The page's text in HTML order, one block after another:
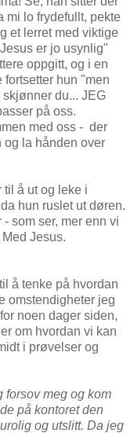
mi lo frydefullt, pekte
et lerret med viktige
er jo usynlig"
oppgitt, og i en
fortsetter hun "men
du... JEG
på oss.
med oss - der
og la hånden over
til å ut og leke i
hun ruslet ut døren.
som ser, mer enn vi
Jesus.
å tenke på hvordan
omstendigheter jeg
noen dager siden,
om hvordan vi kan
i prøvelser og
forsov meg og kom
på kontoret den
og utslitt. Da jeg